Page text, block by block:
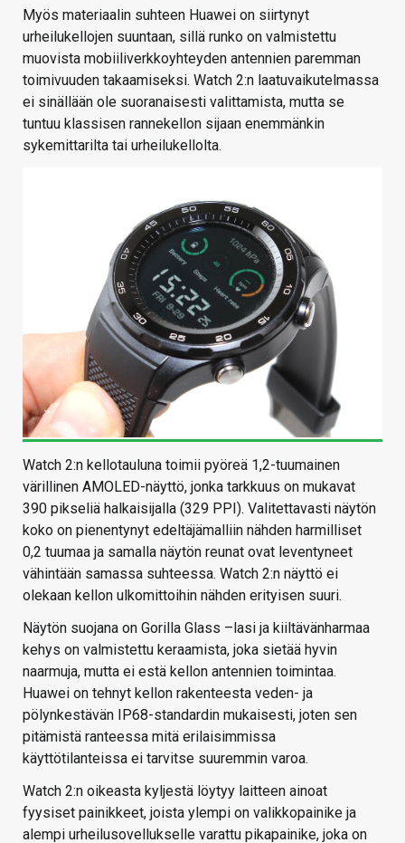
Myös materiaalin suhteen Huawei on siirtynyt
urheilukellojen suuntaan, sillä runko on valmistettu
muovista mobiiliverkkoyhteyden antennien paremman
toimivuuden takaamiseksi. Watch 2:n laatuvaikutelmassa
ei sinällään ole suoranaisesti valittamista, mutta se
tuntuu klassisen rannekellon sijaan enemmänkin
sykemittarilta tai urheilukellolta.
Watch 2:n kellotauluna toimii pyöreä 1,2-tuumainen
värillinen AMOLED-näyttö, jonka tarkkuus on mukavat
390 pikseliä halkaisijalla (329 PPI). Valitettavasti näytön
koko on pienentynyt edeltäjämalliin nähden harmilliset
0,2 tuumaa ja samalla näytön reunat ovat leventyneet
vähintään samassa suhteessa. Watch 2:n näyttö ei
olekaan kellon ulkomittoihin nähden erityisen suuri.
Näytön suojana on Gorilla Glass –lasi ja kiiltävänharmaa
kehys on valmistettu keraamista, joka sietää hyvin
naarmuja, mutta ei estä kellon antennien toimintaa.
Huawei on tehnyt kellon rakenteesta veden- ja
pölynkestävän IP68-standardin mukaisesti, joten sen
pitämistä ranteessa mitä erilaisimmissa
käyttötilanteissa ei tarvitse suuremmin varoa.
Watch 2:n oikeasta kyljestä löytyy laitteen ainoat
fyysiset painikkeet, joista ylempi on valikkopainike ja
alempi urheilusovellukselle varattu pikapainike, joka on